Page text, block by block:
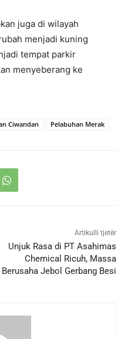
juga di wilayah
menjadi kuning
tempat parkir
menyeberang ke
Ciwandan Pelabuhan Merak
Artikulli tjetër
Unjuk Rasa di PT Asahimas
Chemical Ricuh, Massa
Berusaha Jebol Gerbang Besi